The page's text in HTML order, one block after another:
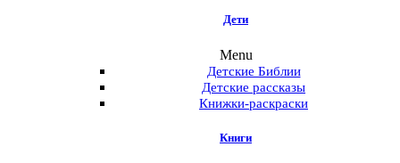
Дети
Menu
Детские Библии
Детские рассказы
Книжки-раскраски
Книги